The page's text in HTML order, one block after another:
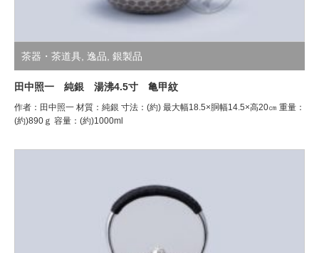
茶器・茶道具 逸品 銀製品
田中照一 純銀 湯沸4.5寸 亀甲紋
作者：田中照一 材質：純銀 寸法：(約) 最大幅18.5×胴幅14.5×高20㎝ 重量：
(約)890ｇ 容量：(約)1000ml